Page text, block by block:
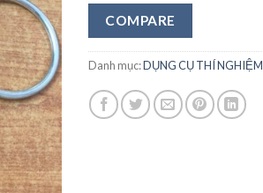
COMPARE
Danh mục:DỤNG CỤ THÍ NGHIỆM